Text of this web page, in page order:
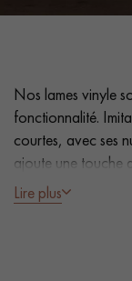
Nos
Nos lames vinyle
fonctionnalité.
courtes, avec ses
ajoute une touche
faciles en font une
- Lames Largeur
Lire plus